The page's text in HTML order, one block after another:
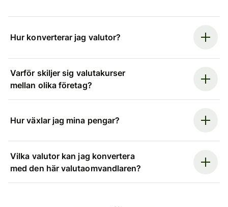
Hur konverterar jag valutor?
Varför skiljer sig valutakurser
mellan olika företag?
Hur växlar jag mina pengar?
Vilka valutor kan jag konvertera
med den här valutaomvandlaren?